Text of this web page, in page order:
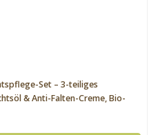
Set – 3-teiliges
& Anti-Falten-Creme, Bio-